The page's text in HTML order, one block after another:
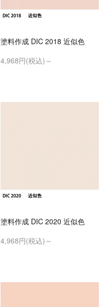
塗料作成 DIC 2018 近似色
4,968円(税込)～
塗料作成 DIC 2020 近似色
4,968円(税込)～